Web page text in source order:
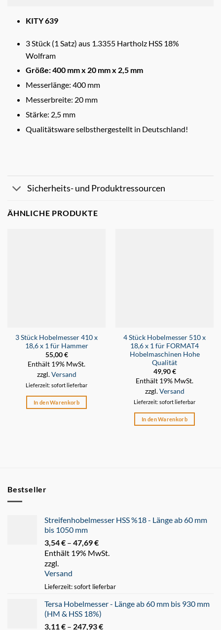
KITY 639
3 Stück (1 Satz) aus 1.3355 Hartholz HSS 18%
Wolfram
Größe: 400 mm x 20 mm x 2,5 mm
Messerlänge: 400 mm
Messerbreite: 20 mm
Stärke: 2,5 mm
Qualitätsware selbsthergestellt in Deutschland!
Sicherheits- und Produktressourcen
ÄHNLICHE PRODUKTE
3 Stück Hobelmesser 410 x
18,6 x 1 für Hammer
55,00€
Enthält 19% MwSt.
zzgl.Versand
Lieferzeit: sofort lieferbar
In den Warenkorb
4 Stück Hobelmesser 510 x
18,6 x 1 für FORMAT4
Hobelmaschinen Hohe
Qualität
49,90€
Enthält 19% MwSt.
zzgl.Versand
Lieferzeit: sofort lieferbar
In den Warenkorb
Bestseller
Streifenhobelmesser HSS %18 - Länge ab 60 mm
bis 1050 mm
3,54€ – 47,69€
3,54 €
Enthält 19% MwSt.
zzgl.
Versand
Lieferzeit: sofort lieferbar
Tersa Hobelmesser - Länge ab 60 mm bis 930 mm
(HM & HSS 18%)
3,11€ – 247,93€